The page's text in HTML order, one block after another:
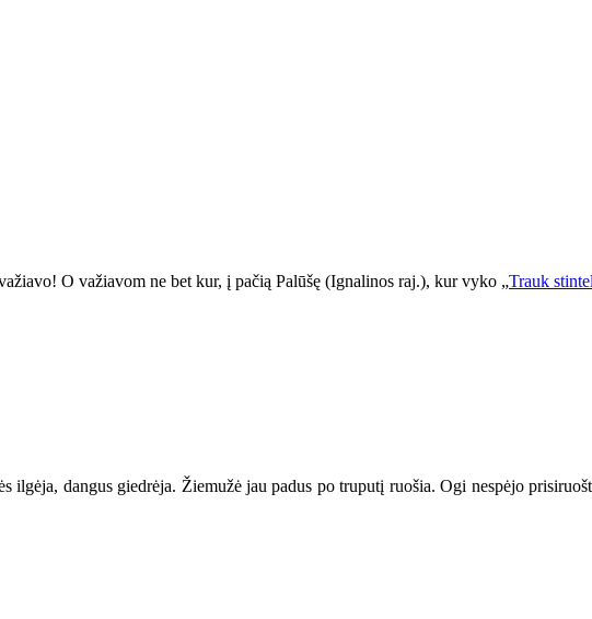
! O važiavom ne bet kur, į pačią Palūšę (Ignalinos raj.), kur vyko „Trauk
ilgėja, dangus giedrėja. Žiemužė jau padus po truputį ruošia. Ogi nespėjo